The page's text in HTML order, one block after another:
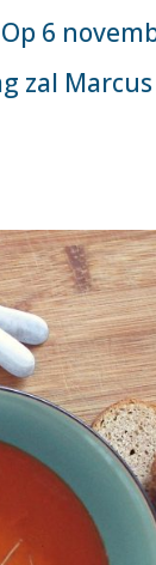
6
zal Marcus